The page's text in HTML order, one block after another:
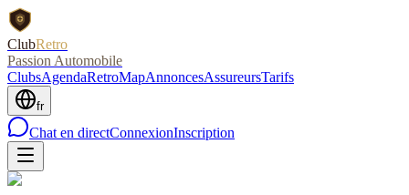
ClubRetro
Passion Automobile
ClubsAgendaRetroMapAnnoncesAssureursTarifs
fr
Chat en directConnexionInscription